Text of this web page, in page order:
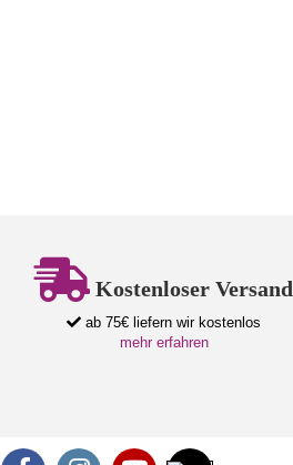
Kostenloser Versand
ab 75€ liefern wir kostenlos
mehr erfahren